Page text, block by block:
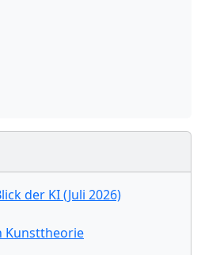
der KI (Juli 2026)
Kunsttheorie